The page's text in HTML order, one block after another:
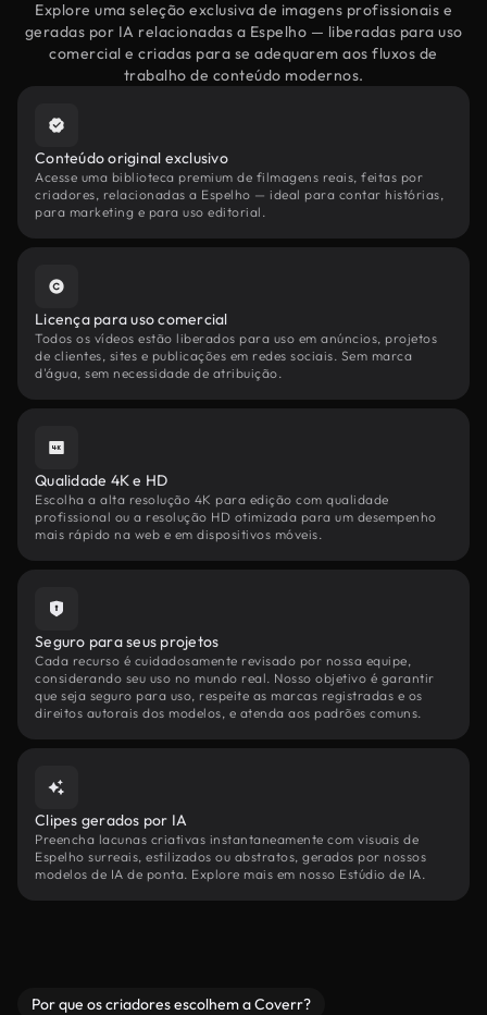
Explore uma seleção exclusiva de imagens profissionais e
geradas por IA relacionadas a Espelho — liberadas para uso
comercial e criadas para se adequarem aos fluxos de
trabalho de conteúdo modernos.
Conteúdo original exclusivo
Acesse uma biblioteca premium de filmagens reais, feitas por
criadores, relacionadas a Espelho — ideal para contar histórias,
para marketing e para uso editorial.
Licença para uso comercial
Todos os vídeos estão liberados para uso em anúncios, projetos
de clientes, sites e publicações em redes sociais. Sem marca
d'água, sem necessidade de atribuição.
Qualidade 4K e HD
Escolha a alta resolução 4K para edição com qualidade
profissional ou a resolução HD otimizada para um desempenho
mais rápido na web e em dispositivos móveis.
Seguro para seus projetos
Cada recurso é cuidadosamente revisado por nossa equipe,
considerando seu uso no mundo real. Nosso objetivo é garantir
que seja seguro para uso, respeite as marcas registradas e os
direitos autorais dos modelos, e atenda aos padrões comuns.
Clipes gerados por IA
Preencha lacunas criativas instantaneamente com visuais de
Espelho surreais, estilizados ou abstratos, gerados por nossos
modelos de IA de ponta. Explore mais em nosso Estúdio de IA.
Por que os criadores escolhem a Coverr?